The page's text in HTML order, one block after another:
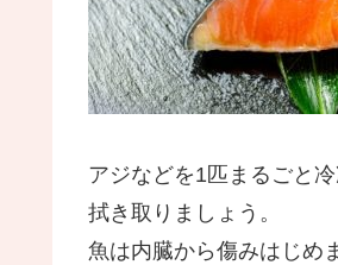
アジなどを1匹まるごと冷
拭き取りましょう。
魚は内臓から傷みはじめ